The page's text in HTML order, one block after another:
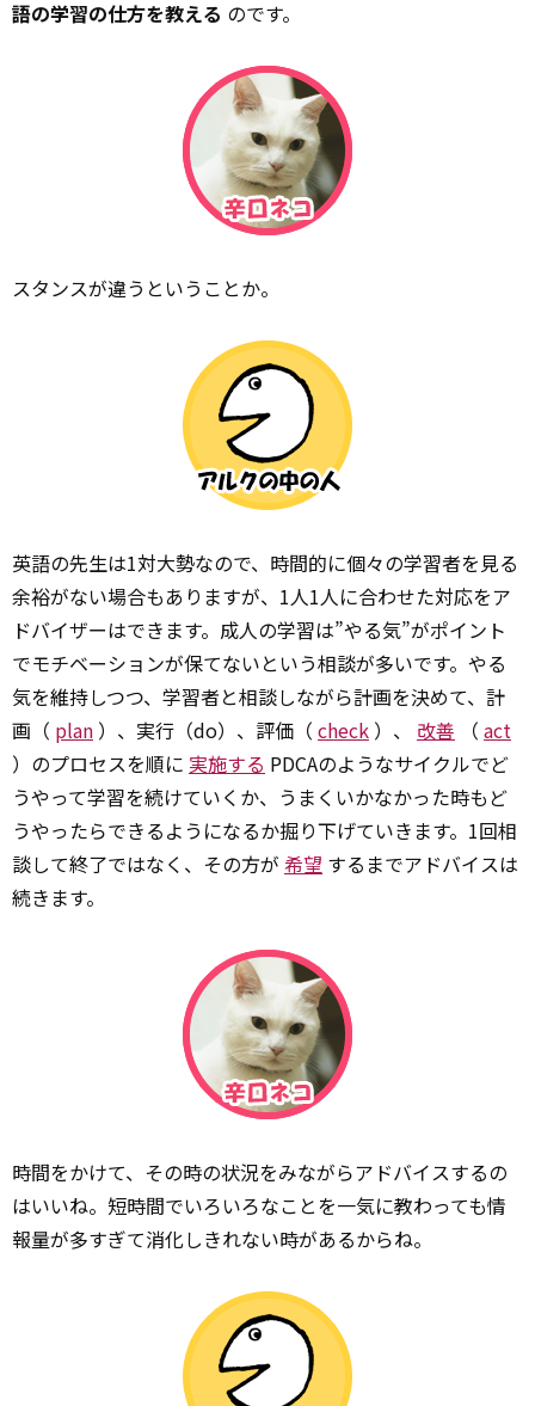
語の学習の仕方を教える のです。
スタンスが違うということか。
英語の先生は1対大勢なので、時間的に個々の学習者を見る
余裕がない場合もありますが、1人1人に合わせた対応をア
ドバイザーはできます。成人の学習は”やる気”がポイント
でモチベーションが保てないという相談が多いです。やる
気を維持しつつ、学習者と相談しながら計画を決めて、計
画（ plan ）、実行（do）、評価（ check ）、 改善 （ act
）のプロセスを順に 実施する PDCAのようなサイクルでど
うやって学習を続けていくか、うまくいかなかった時もど
うやったらできるようになるか掘り下げていきます。1回相
談して終了ではなく、その方が 希望 するまでアドバイスは
続きます。
時間をかけて、その時の状況をみながらアドバイスするの
はいいね。短時間でいろいろなことを一気に教わっても情
報量が多すぎて消化しきれない時があるからね。